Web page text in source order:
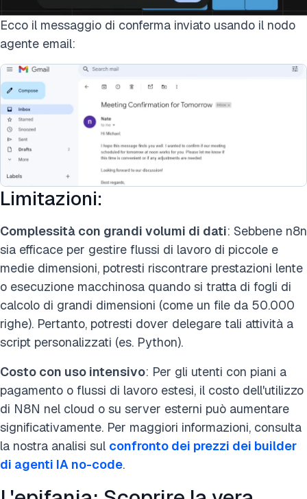
Ecco il messaggio di conferma inviato usando il nodo
agente email:
Limitazioni:
Complessità con grandi volumi di dati: Sebbene n8n
sia efficace per gestire flussi di lavoro di piccole e
medie dimensioni, potresti riscontrare prestazioni lente
o esecuzione macchinosa quando si tratta di fogli di
calcolo di grandi dimensioni (come un file da 50.000
righe). Pertanto, potresti dover delegare tali attività a
script personalizzati (es. Python).
Costo con uso intensivo: Per gli utenti con piani a
pagamento o flussi di lavoro estesi, il costo dell'utilizzo
di N8N nel cloud o su server esterni può aumentare
significativamente. Per maggiori informazioni, consulta
la nostra analisi sul confronto dei prezzi dei builder
di agenti IA no-code.